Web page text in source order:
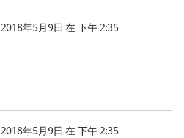
2018年5月9日 在 下午 2:35
2018年5月9日 在 下午 2:35